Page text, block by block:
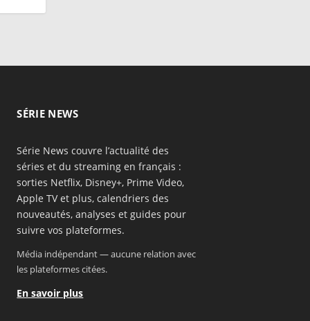
SÉRIE NEWS
Série News couvre l’actualité des
séries et du streaming en français :
sorties Netflix, Disney+, Prime Video,
Apple TV et plus, calendriers des
nouveautés, analyses et guides pour
suivre vos plateformes.
Média indépendant — aucune relation avec
les plateformes citées.
En savoir plus